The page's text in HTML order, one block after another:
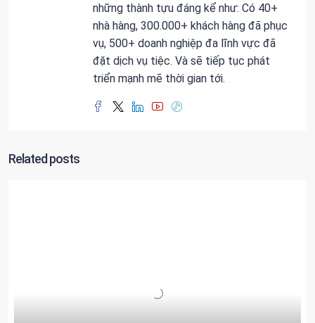
những thành tựu đáng kể như: Có 40+
nhà hàng, 300.000+ khách hàng đã phục
vụ, 500+ doanh nghiệp đa lĩnh vực đã
đặt dịch vụ tiệc. Và sẽ tiếp tục phát
triển mạnh mẽ thời gian tới.
Related posts